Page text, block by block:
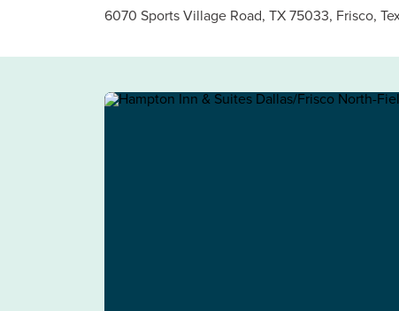
6070 Sports Village Road, TX 75033, Frisco,